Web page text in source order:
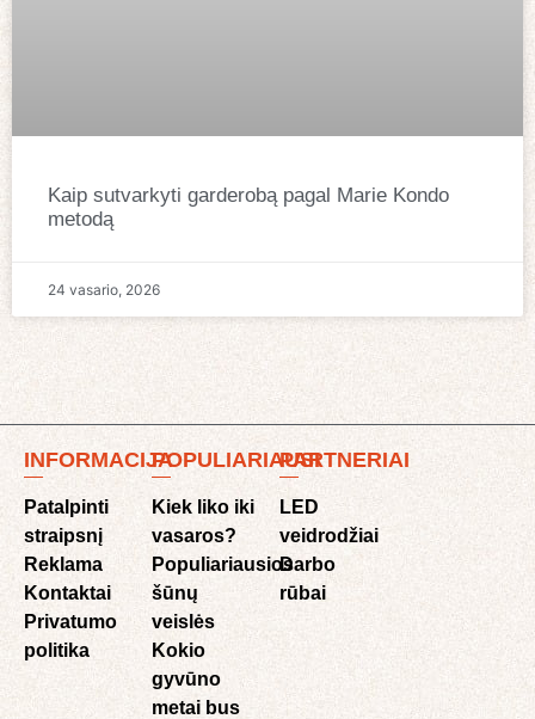
Kaip sutvarkyti garderobą pagal Marie Kondo
metodą
24 vasario, 2026
INFORMACIJA
Patalpinti
straipsnį
Reklama
Kontaktai
Privatumo
politika
POPULIARIAUSI
Kiek liko iki
vasaros?
Populiariausios
šūnų
veislės
Kokio
gyvūno
metai bus
PARTNERIAI
LED
veidrodžiai
Darbo
rūbai